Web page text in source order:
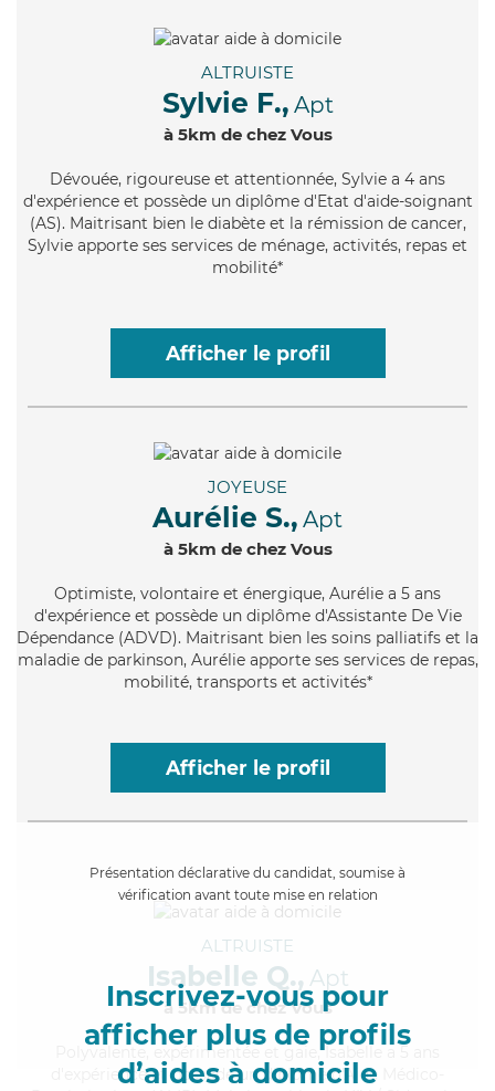
ALTRUISTE
Sylvie F., Apt
à 5km de chez Vous
Dévouée, rigoureuse et attentionnée, Sylvie a 4 ans
d'expérience et possède un diplôme d'Etat d'aide-soignant
(AS). Maitrisant bien le diabète et la rémission de cancer,
Sylvie apporte ses services de ménage, activités, repas et
mobilité*
Afficher le profil
JOYEUSE
Aurélie S., Apt
à 5km de chez Vous
Optimiste, volontaire et énergique, Aurélie a 5 ans
d'expérience et possède un diplôme d'Assistante De Vie
Dépendance (ADVD). Maitrisant bien les soins palliatifs et la
maladie de parkinson, Aurélie apporte ses services de repas,
mobilité, transports et activités*
Afficher le profil
Présentation déclarative du candidat, soumise à
vérification avant toute mise en relation
Inscrivez-vous pour
afficher plus de profils
d’aides à domicile
ALTRUISTE
Isabelle Q., Apt
à 5km de chez Vous
, expérimentée et gaie, Isabelle a 5 ans
d'expérience et possède un diplôme d'Aide Médico-